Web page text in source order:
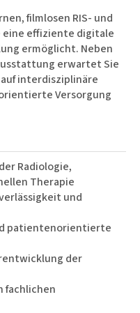
filmlosen RIS- und
eine effiziente digitale
ermöglicht. Neben
erwartet Sie
interdisziplinäre
Versorgung
Radiologie,
Therapie
und
patientenorientierte
der
fachlichen